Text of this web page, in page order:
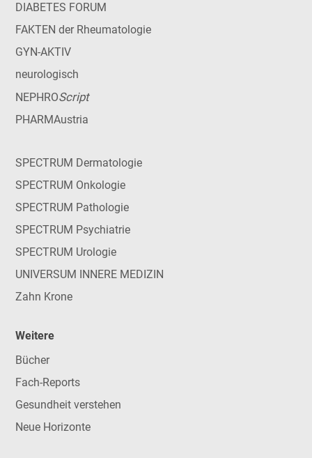
DIABETES FORUM
FAKTEN der Rheumatologie
GYN-AKTIV
neurologisch
NEPHROScript
PHARMAustria
SPECTRUM Dermatologie
SPECTRUM Onkologie
SPECTRUM Pathologie
SPECTRUM Psychiatrie
SPECTRUM Urologie
UNIVERSUM INNERE MEDIZIN
Zahn Krone
Weitere
Bücher
Fach-Reports
Gesundheit verstehen
Neue Horizonte